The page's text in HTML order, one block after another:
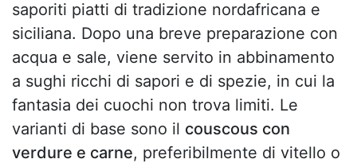
saporiti piatti di tradizione nordafricana e
siciliana. Dopo una breve preparazione con
acqua e sale, viene servito in abbinamento
a sughi ricchi di sapori e di spezie, in cui la
fantasia dei cuochi non trova limiti. Le
varianti di base sono il couscous con
verdure e carne, preferibilmente di vitello o